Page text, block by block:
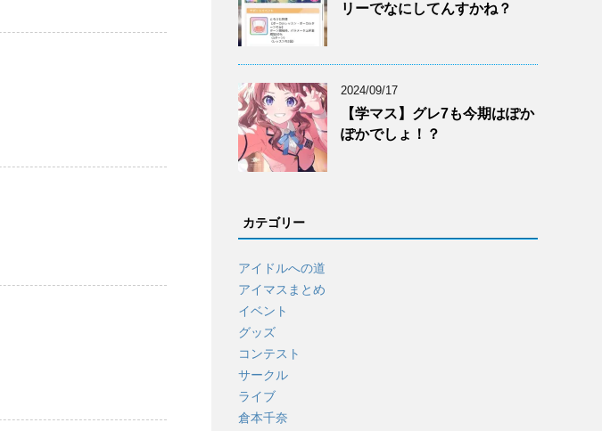
リーでなにしてんすかね？
2024/09/17
【学マス】グレ7も今期はぽか
ぽかでしょ！？
カテゴリー
アイドルへの道
アイマスまとめ
イベント
グッズ
コンテスト
サークル
ライブ
倉本千奈